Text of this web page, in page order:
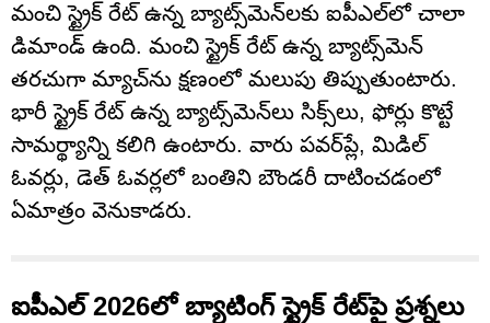
మంచి స్ట్రైక్ రేట్ ఉన్న బ్యాట్స్‌మెన్‌లకు ఐపీఎల్‌లో చాలా
డిమాండ్ ఉంది. మంచి స్ట్రైక్ రేట్ ఉన్న బ్యాట్స్‌మెన్
తరచుగా మ్యాచ్‌ను క్షణంలో మలుపు తిప్పుతుంటారు.
భారీ స్ట్రైక్ రేట్ ఉన్న బ్యాట్స్‌మెన్‌లు సిక్స్‌లు, ఫోర్లు కొట్టే
సామర్థ్యాన్ని కలిగి ఉంటారు. వారు పవర్‌ప్లే, మిడిల్
ఓవర్లు, డెత్ ఓవర్లలో బంతిని బౌండరీ దాటించడంలో
ఏమాత్రం వెనుకాడరు.
ఐపీఎల్ 2026లో బ్యాటింగ్ స్ట్రైక్ రేట్‌పై ప్రశ్నలు